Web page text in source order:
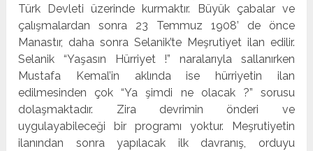
Türk Devleti üzerinde kurmaktır. Büyük çabalar ve
çalışmalardan sonra 23 Temmuz 1908’ de önce
Manastır, daha sonra Selanik’te Meşrutiyet ilan edilir.
Selanik “Yaşasın Hürriyet !” naralarıyla sallanırken
Mustafa Kemal’in aklında ise hürriyetin ilan
edilmesinden çok “Ya şimdi ne olacak ?” sorusu
dolaşmaktadır. Zira devrimin önderi ve
uygulayabileceği bir programı yoktur. Meşrutiyetin
ilanından sonra yapılacak ilk davranış, orduyu